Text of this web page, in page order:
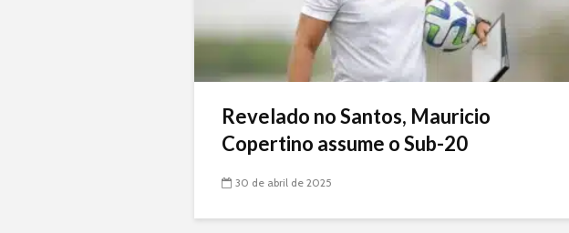
Revelado no Santos, Mauricio
Copertino assume o Sub-20
30 de abril de 2025